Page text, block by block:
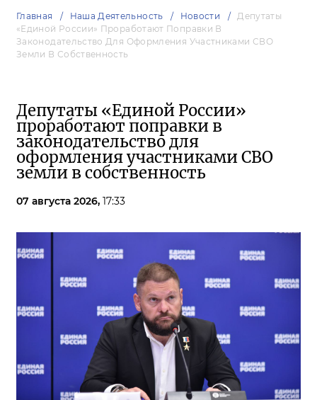
Главная Наша Деятельность Новости
Депутаты
«Единой России» Проработают Поправки В
Законодательство Для Оформления Участниками СВО
Земли В Собственность
Депутаты «Единой России»
проработают поправки в
законодательство для
оформления участниками СВО
земли в собственность
07 августа 2026, 17:33